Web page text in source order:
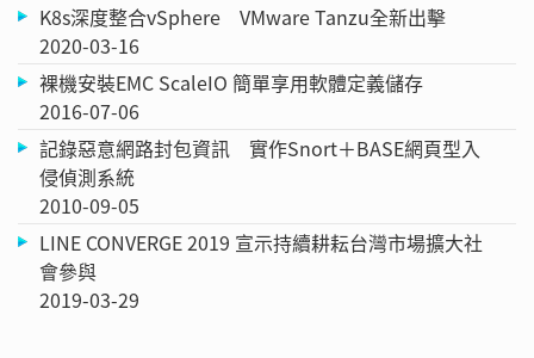
K8s深度整合vSphere VMware Tanzu全新出擊
2020-03-16
裸機安裝EMC ScaleIO 簡單享用軟體定義儲存
2016-07-06
記錄惡意網路封包資訊 實作Snort＋BASE網頁型入
侵偵測系統
2010-09-05
LINE CONVERGE 2019 宣示持續耕耘台灣市場擴大社
會參與
2019-03-29